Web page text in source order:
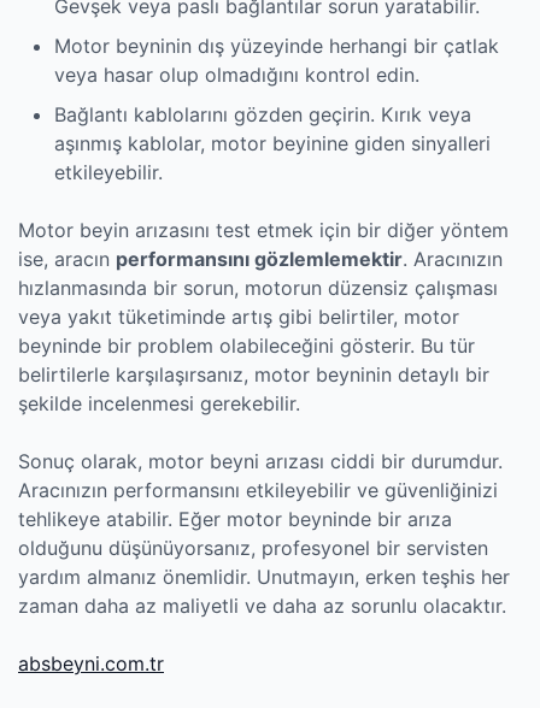
Gevşek veya paslı bağlantılar sorun yaratabilir.
Motor beyninin dış yüzeyinde herhangi bir çatlak
veya hasar olup olmadığını kontrol edin.
Bağlantı kablolarını gözden geçirin. Kırık veya
aşınmış kablolar, motor beyinine giden sinyalleri
etkileyebilir.
Motor beyin arızasını test etmek için bir diğer yöntem
ise, aracın performansını gözlemlemektir. Aracınızın
hızlanmasında bir sorun, motorun düzensiz çalışması
veya yakıt tüketiminde artış gibi belirtiler, motor
beyninde bir problem olabileceğini gösterir. Bu tür
belirtilerle karşılaşırsanız, motor beyninin detaylı bir
şekilde incelenmesi gerekebilir.
Sonuç olarak, motor beyni arızası ciddi bir durumdur.
Aracınızın performansını etkileyebilir ve güvenliğinizi
tehlikeye atabilir. Eğer motor beyninde bir arıza
olduğunu düşünüyorsanız, profesyonel bir servisten
yardım almanız önemlidir. Unutmayın, erken teşhis her
zaman daha az maliyetli ve daha az sorunlu olacaktır.
absbeyni.com.tr